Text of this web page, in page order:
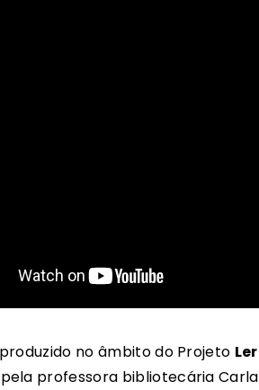
no âmbito do Projeto
professora bibliotecária